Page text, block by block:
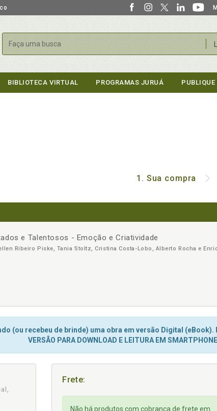
Buscar
BIBLIOTECA VIRTUAL PROGRAMAS JURUÁ PUBLIQUE
1. Sua compra
e Talentosos - Emoção e Criatividade
Ribeiro Piske, Tania Stoltz, Cristina Costa-Lobo, Alberto Rocha e
- +
(ou recebeu de brinde) uma obra em versão Digital
VERSÃO PARA DOWNLOAD E LEITURA EM
Frete:
Não há produtos com cobrança de frete em